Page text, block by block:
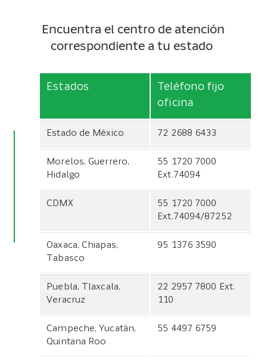
Encuentra el centro de atención
correspondiente a tu estado
Estados
Teléfono fijo
oficina
Estado de México 72 2688 6433
Morelos, Guerrero,
Hidalgo
55 1720 7000
Ext.74094
CDMX
55 1720 7000
Ext.74094/87252
Oaxaca, Chiapas,
Tabasco
95 1376 3590
Puebla, Tlaxcala,
Veracruz
22 2957 7800 Ext.
110
Campeche, Yucatán,
Quintana Roo
55 4497 6759